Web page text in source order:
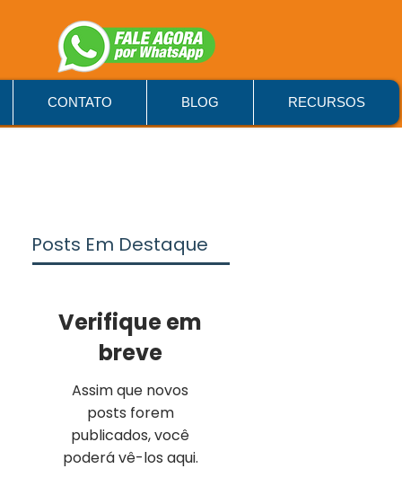
CONTATO BLOG RECURSOS
Posts Em Destaque
Verifique em
breve
Assim que novos
posts forem
publicados, você
poderá vê-los aqui.